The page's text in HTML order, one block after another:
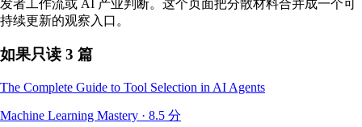
发者工作流或 AI 产业判断。这个页面把分散材料合并成一个可
持续更新的观察入口。
如果只读 3 篇
The Complete Guide to Tool Selection in AI Agents
Machine Learning Mastery · 8.5 分